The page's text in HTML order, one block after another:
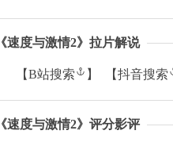
《速度与激情2》拉片解说
【B站搜索 】 【抖音搜索
《速度与激情2》评分影评